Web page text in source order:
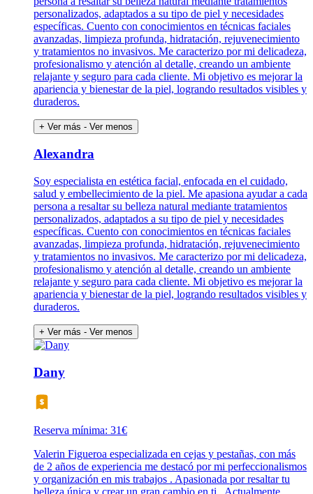
personalizados, adaptados a su tipo de piel y necesidades
específicas. Cuento con conocimientos en técnicas faciales
avanzadas, limpieza profunda, hidratación, rejuvenecimiento
y tratamientos no invasivos. Me caracterizo por mi delicadeza,
profesionalismo y atención al detalle, creando un ambiente
relajante y seguro para cada cliente. Mi objetivo es mejorar la
apariencia y bienestar de la piel, logrando resultados visibles y
duraderos.
+ Ver más - Ver menos
Alexandra
Soy especialista en estética facial, enfocada en el cuidado,
salud y embellecimiento de la piel. Me apasiona ayudar a cada
persona a resaltar su belleza natural mediante tratamientos
personalizados, adaptados a su tipo de piel y necesidades
específicas. Cuento con conocimientos en técnicas faciales
avanzadas, limpieza profunda, hidratación, rejuvenecimiento
y tratamientos no invasivos. Me caracterizo por mi delicadeza,
profesionalismo y atención al detalle, creando un ambiente
relajante y seguro para cada cliente. Mi objetivo es mejorar la
apariencia y bienestar de la piel, logrando resultados visibles y
duraderos.
+ Ver más - Ver menos
Dany
Reserva mínima: 31€
Valerin Figueroa especializada en cejas y pestañas, con más
de 2 años de experiencia me destacó por mi perfeccionalismos
y organización en mis trabajos . Apasionada por resaltar tu
belleza única y crear un gran cambio en ti . Actualmente